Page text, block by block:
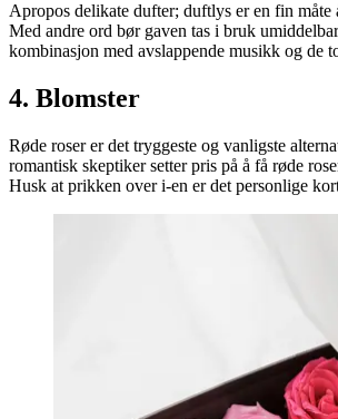
Apropos delikate dufter; duftlys er en fin måte
Med andre ord bør gaven tas i bruk
kombinasjon med avslappende musikk og de
4. Blomster
Røde roser er det tryggeste og vanligste
romantisk skeptiker setter pris på å få røde
Husk at prikken over i-en er det personlige